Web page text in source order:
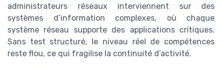
administrateurs réseaux interviennent sur des
systèmes d’information complexes, où chaque
système réseau supporte des applications critiques.
Sans test structuré, le niveau réel de compétences
reste flou, ce qui fragilise la continuité d’activité.